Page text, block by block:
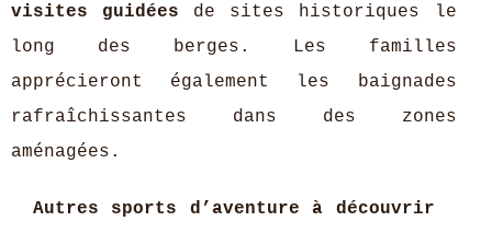
visites guidées de sites historiques le
long des berges. Les familles
apprécieront également les baignades
rafraîchissantes dans des zones
aménagées.
Autres sports d’aventure à découvrir